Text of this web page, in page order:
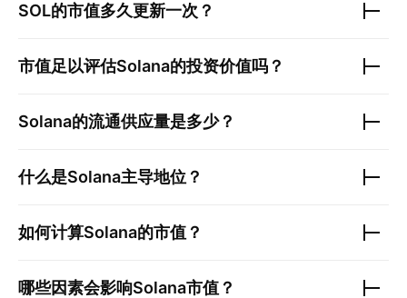
SOL的市值多久更新一次？
市值足以评估Solana的投资价值吗？
Solana的流通供应量是多少？
什么是Solana主导地位？
如何计算Solana的市值？
哪些因素会影响Solana市值？